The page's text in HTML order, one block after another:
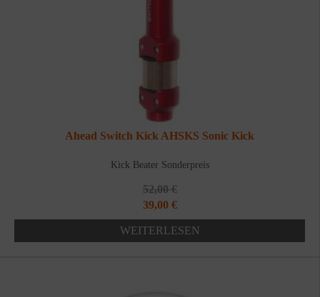
Ahead Switch Kick AHSKS Sonic Kick
Kick Beater Sonderpreis
52,00€
Ursprünglicher
Preis
war:
39,00 €Aktueller
Preis
ist:
WEITERLESEN